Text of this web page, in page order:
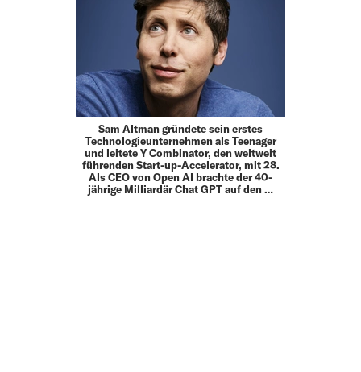
Sam Altman gründete sein erstes
Technologieunternehmen als Teenager
und leitete Y Combinator, den weltweit
führenden Start-up-­Accelerator, mit 28.
Als CEO von Open AI brachte der 40-
jährige Milliardär Chat GPT auf den …